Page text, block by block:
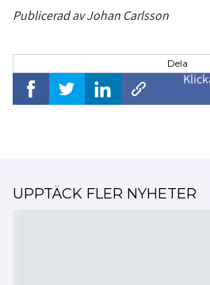
Publicerad av Johan Carlsson
Dela
UPPTÄCK FLER NYHETER